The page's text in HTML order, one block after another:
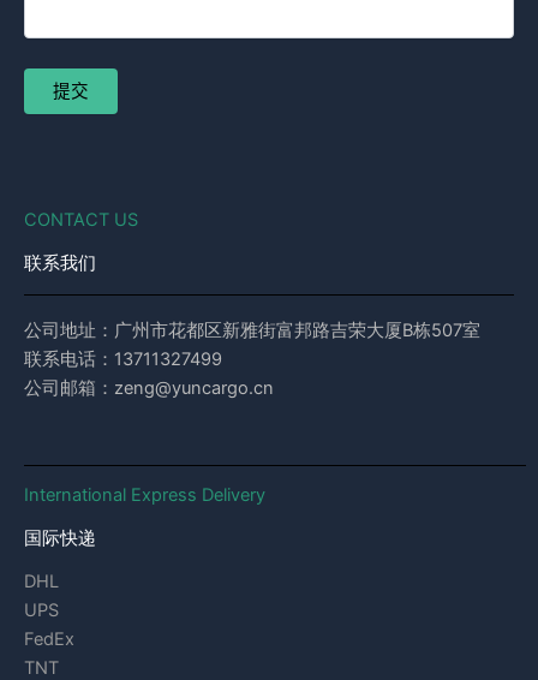
CONTACT US
联系我们
公司地址：广州市花都区新雅街富邦路吉荣大厦B栋507室
联系电话：13711327499
公司邮箱：zeng@yuncargo.cn
International Express Delivery
国际快递
DHL
UPS
FedEx
TNT